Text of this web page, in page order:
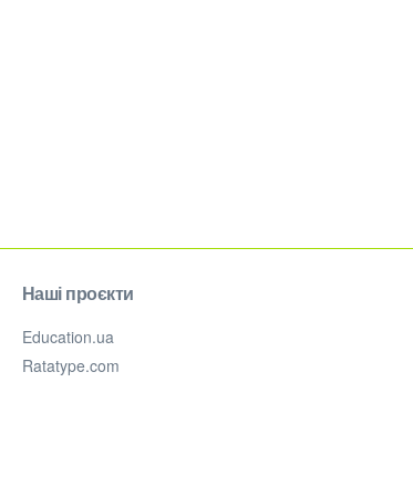
Наші проєкти
Education.ua
Ratatype.com